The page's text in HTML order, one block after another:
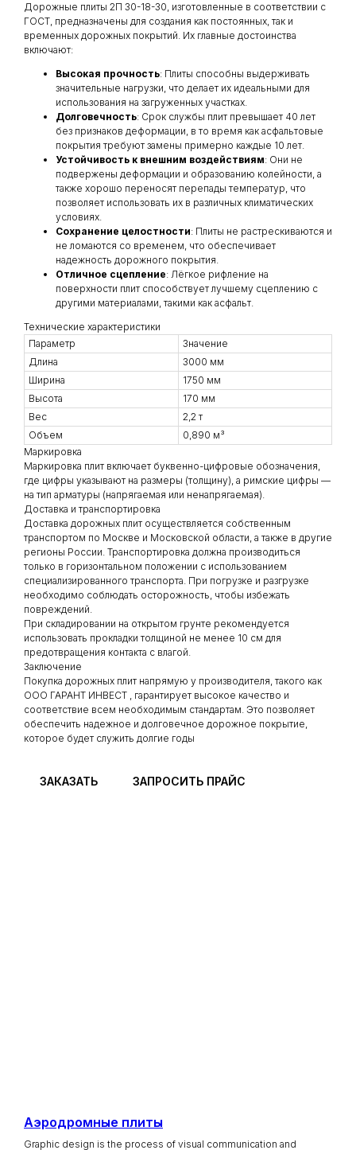
Дорожные плиты 2П 30-18-30, изготовленные в соответствии с
ГОСТ, предназначены для создания как постоянных, так и
временных дорожных покрытий. Их главные достоинства
включают:
Высокая прочность: Плиты способны выдерживать
значительные нагрузки, что делает их идеальными для
использования на загруженных участках.
Долговечность: Срок службы плит превышает 40 лет
без признаков деформации, в то время как асфальтовые
покрытия требуют замены примерно каждые 10 лет.
Устойчивость к внешним воздействиям: Они не
подвержены деформации и образованию колейности, а
также хорошо переносят перепады температур, что
позволяет использовать их в различных климатических
условиях.
Сохранение целостности: Плиты не растрескиваются и
не ломаются со временем, что обеспечивает
надежность дорожного покрытия.
Отличное сцепление: Лёгкое рифление на
поверхности плит способствует лучшему сцеплению с
другими материалами, такими как асфальт.
Технические характеристики
Параметр
Значение
Длина
3000 мм
Ширина
1750 мм
Высота
170 мм
Вес
2,2 т
Объем
0,890 м³
Маркировка
Маркировка плит включает буквенно-цифровые обозначения,
где цифры указывают на размеры (толщину), а римские цифры —
на тип арматуры (напрягаемая или ненапрягаемая).
Доставка и транспортировка
Доставка дорожных плит осуществляется собственным
транспортом по Москве и Московской области, а также в другие
регионы России. Транспортировка должна производиться
только в горизонтальном положении с использованием
специализированного транспорта. При погрузке и разгрузке
необходимо соблюдать осторожность, чтобы избежать
повреждений.
При складировании на открытом грунте рекомендуется
использовать прокладки толщиной не менее 10 см для
предотвращения контакта с влагой.
Заключение
Покупка дорожных плит напрямую у производителя, такого как
ООО ГАРАНТ ИНВЕСТ , гарантирует высокое качество и
соответствие всем необходимым стандартам. Это позволяет
обеспечить надежное и долговечное дорожное покрытие,
которое будет служить долгие годы
ЗАКАЗАТЬ ЗАПРОСИТЬ ПРАЙС
Аэродромные плиты
Graphic design is the process of visual communication and